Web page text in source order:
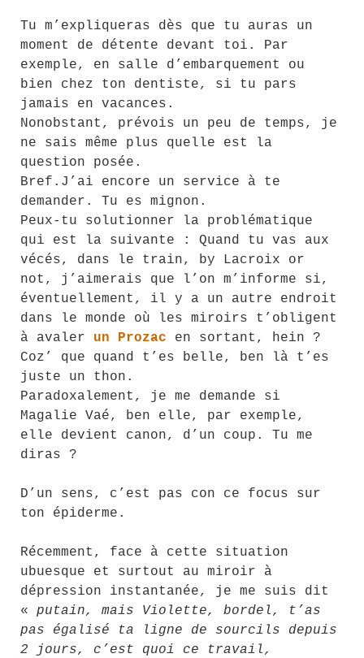
Tu m’expliqueras dès que tu auras un
moment de détente devant toi. Par
exemple, en salle d’embarquement ou
bien chez ton dentiste, si tu pars
jamais en vacances.
Nonobstant, prévois un peu de temps, je
ne sais même plus quelle est la
question posée.
Bref.J’ai encore un service à te
demander. Tu es mignon.
Peux-tu solutionner la problématique
qui est la suivante : Quand tu vas aux
vécés, dans le train, by Lacroix or
not, j’aimerais que l’on m’informe si,
éventuellement, il y a un autre endroit
dans le monde où les miroirs t’obligent
à avaler un Prozac en sortant, hein ?
Coz’ que quand t’es belle, ben là t’es
juste un thon.
Paradoxalement, je me demande si
Magalie Vaé, ben elle, par exemple,
elle devient canon, d’un coup. Tu me
diras ?
D’un sens, c’est pas con ce focus sur
ton épiderme.
Récemment, face à cette situation
ubuesque et surtout au miroir à
dépression instantanée, je me suis dit
« putain, mais Violette, bordel, t’as
pas égalisé ta ligne de sourcils depuis
2 jours, c’est quoi ce travail,